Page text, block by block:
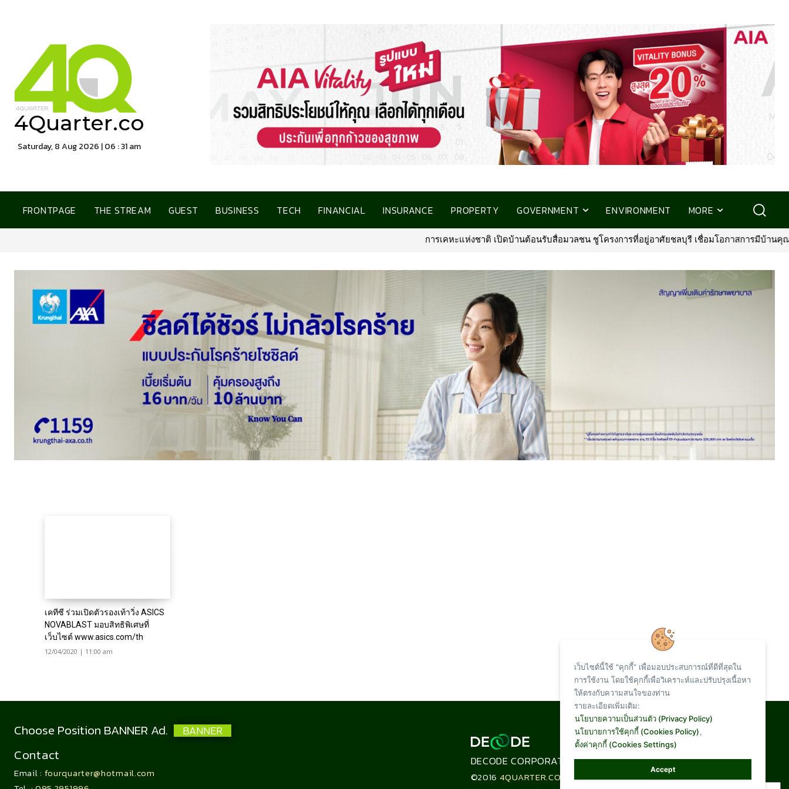
4Quarter.co
Saturday, 8 Aug 2026 | 06 : 31 am
FRONTPAGE THE STREAM GUEST BUSINESS TECH FINANCIAL INSURANCE PROPERTY GOVERNMENT ENVIRONMENT MORE
การเคหะแห่งชาติ เปิดบ้านต้อนรับสื่อมวลชน ชูโครงการที่อยู่อาศัยชลบุรี เชื่อมโอกาสการมีบ้านคุณภาพ รองรั
เคทีซี ร่วมเปิดตัวรองเท้าวิ่ง ASICS
NOVABLAST มอบสิทธิพิเศษที่
เว็บไซต์ www.asics.com/th
12/04/2020 | 11:00 am
Choose Position BANNER Ad. BANNER
Contact
Email : fourquarter@hotmail.com
DECODE CORPORATION LIMITED
©2016 4QUARTER.CO
Total Visit :
1,095,345
เว็บไซต์นี้ใช้ "คุกกี้” เพื่อมอบประสบการณ์ที่ดีที่สุดใน
การใช้งาน โดยใช้คุกกี้เพื่อวิเคราะห์และปรับปรุงเนื้อหา
ให้ตรงกับความสนใจของท่าน
รายละเอียดเพิ่มเติม:
นโยบายความเป็นส่วนตัว (Privacy Policy)
นโยบายการใช้คุกกี้ (Cookies Policy),
ตั้งค่าคุกกี้ (Cookies Settings)
Accept